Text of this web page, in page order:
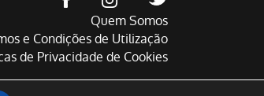
Quem Somos
e Condições de Utilização
de Privacidade de Cookies